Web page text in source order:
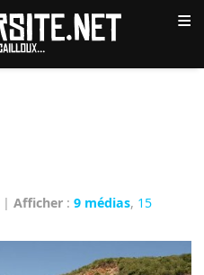
≡
|Afficher :9 médias, 15